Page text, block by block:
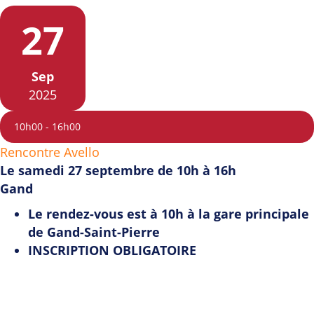
27
Sep
2025
10h00 - 16h00
Rencontre Avello
Le samedi 27 septembre de 10h à 16h
Gand
Le rendez-vous est à 10h à la gare principale
de Gand-Saint-Pierre
INSCRIPTION OBLIGATOIRE